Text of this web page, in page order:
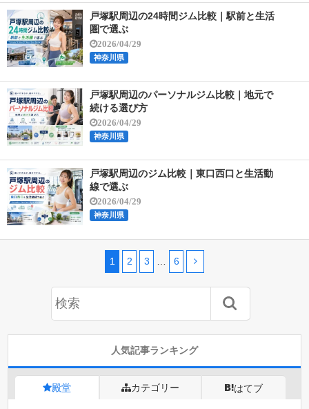
戸塚駅周辺の24時間ジム比較｜駅前と生活
圏で選ぶ
2026/04/29
神奈川県
戸塚駅周辺のパーソナルジム比較｜地元で
続ける選び方
2026/04/29
神奈川県
戸塚駅周辺のジム比較｜東口西口と生活動
線で選ぶ
2026/04/29
神奈川県
1 2 3 6
人気記事ランキング
殿堂 カテゴリー はてブ